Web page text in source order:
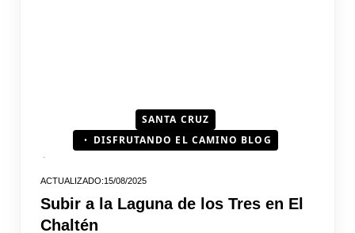
SANTA CRUZ
DISFRUTANDO EL CAMINO BLOG
15/08/2025
Subir a la Laguna de los Tres en El
Chaltén